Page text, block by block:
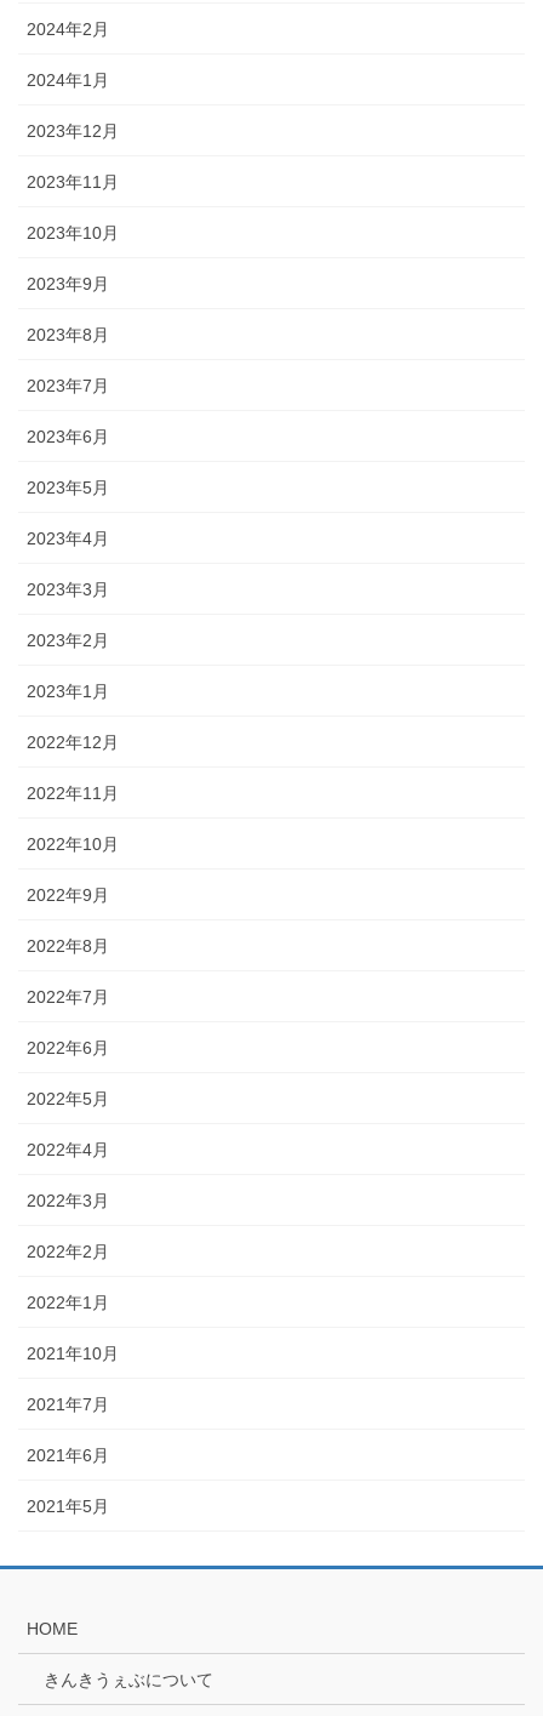
2024年2月
2024年1月
2023年12月
2023年11月
2023年10月
2023年9月
2023年8月
2023年7月
2023年6月
2023年5月
2023年4月
2023年3月
2023年2月
2023年1月
2022年12月
2022年11月
2022年10月
2022年9月
2022年8月
2022年7月
2022年6月
2022年5月
2022年4月
2022年3月
2022年2月
2022年1月
2021年10月
2021年7月
2021年6月
2021年5月
HOME
きんきうぇぶについて